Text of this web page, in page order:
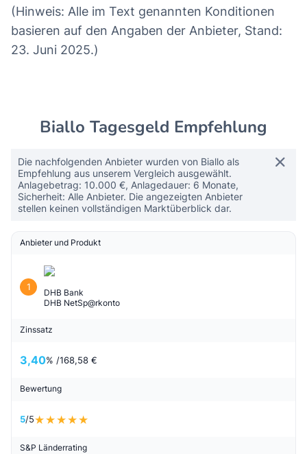
(Hinweis: Alle im Text genannten Konditionen
basieren auf den Angaben der Anbieter, Stand:
23. Juni 2025.)
Biallo Tagesgeld Empfehlung
Die nachfolgenden Anbieter wurden von Biallo als
Empfehlung aus unserem Vergleich ausgewählt.
Anlagebetrag: 10.000 €, Anlagedauer: 6 Monate,
Sicherheit: Alle Anbieter. Die angezeigten Anbieter
stellen keinen vollständigen Marktüberblick dar.
Anbieter und Produkt
1
DHB Bank
DHB NetSp@rkonto
Zinssatz
3,40% /168,58 €
Bewertung
5/5
S&P Länderrating